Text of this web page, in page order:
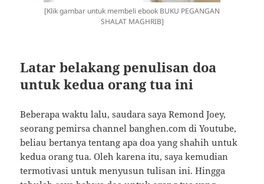
[Klik gambar untuk membeli ebook BUKU PEGANGAN
SHALAT MAGHRIB]
Latar belakang penulisan doa
untuk kedua orang tua ini
Beberapa waktu lalu, saudara saya Remond Joey,
seorang pemirsa channel banghen.com di Youtube,
beliau bertanya tentang apa doa yang shahih untuk
kedua orang tua. Oleh karena itu, saya kemudian
termotivasi untuk menyusun tulisan ini. Hingga